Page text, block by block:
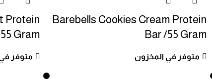
Barebells Cookies Cream Protein
Bar /55 Gram
متوفر في المخزون
Protein
Gram
متوفر